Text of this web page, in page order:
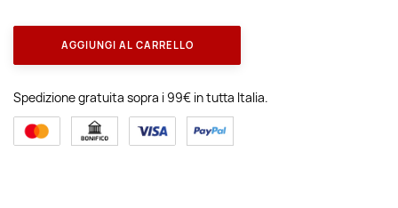
AGGIUNGI AL CARRELLO
Spedizione gratuita sopra i 99€ in tutta Italia.